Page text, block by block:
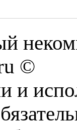
©
и